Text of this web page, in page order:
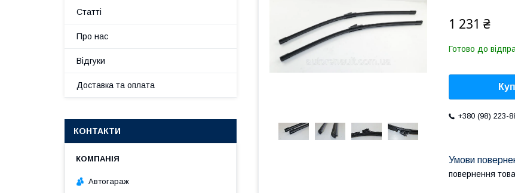
1 231 ₴
Готово до
+380 (98) 223-
повернення
Статті
Про нас
Відгуки
Доставка та оплата
КОНТАКТИ
Автогараж